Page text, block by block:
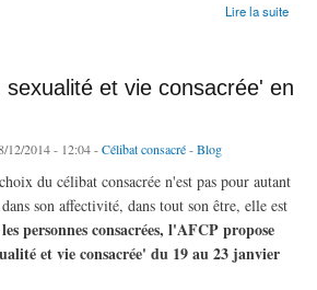
Lire la suite
sexualité et vie consacrée' en
12/2014 - 12:04 -Célibat consacré-Blog
du célibat consacrée n'est pas pour autant
son affectivité, dans tout son être, elle est
personnes consacrées, l'AFCP propose
et vie consacrée' du 19 au 23 janvier